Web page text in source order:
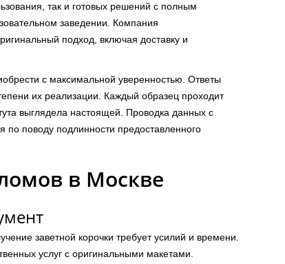
так и готовых решений с полным
заведении. Компания
подход, включая доставку и
с максимальной уверенностью. Ответы
их реализации. Каждый образец проходит
выглядела настоящей. Проводка данных с
поводу подлинности предоставленного
в Москве
заветной корочки требует усилий и времени.
услуг с оригинальными макетами.